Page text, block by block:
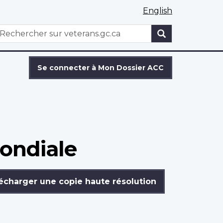
English
WxT
Se connecter à Mon Dossier ACC
une copie haute résolution